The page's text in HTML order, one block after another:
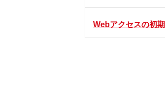
Webアクセスの初